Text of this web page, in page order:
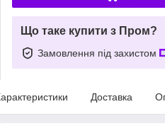
Що таке купити з Пром?
Замовлення під захистом
Доставка